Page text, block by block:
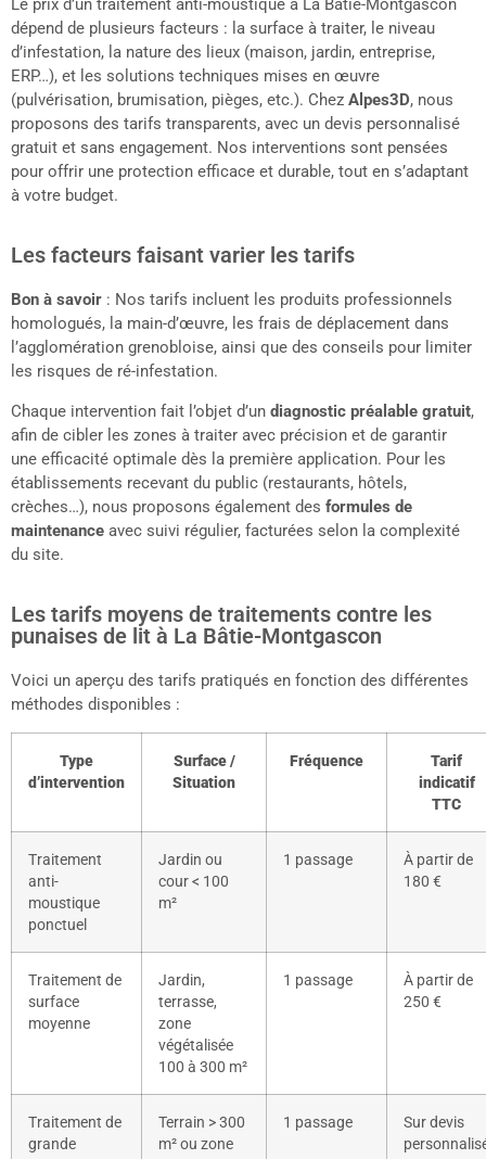
Le prix d’un traitement anti-moustique à La Bâtie-Montgascon
dépend de plusieurs facteurs : la surface à traiter, le niveau
d’infestation, la nature des lieux (maison, jardin, entreprise,
ERP…), et les solutions techniques mises en œuvre
(pulvérisation, brumisation, pièges, etc.). Chez Alpes3D, nous
proposons des tarifs transparents, avec un devis personnalisé
gratuit et sans engagement. Nos interventions sont pensées
pour offrir une protection efficace et durable, tout en s’adaptant
à votre budget.
Les facteurs faisant varier les tarifs
Bon à savoir : Nos tarifs incluent les produits professionnels
homologués, la main-d’œuvre, les frais de déplacement dans
l’agglomération grenobloise, ainsi que des conseils pour limiter
les risques de ré-infestation.
Chaque intervention fait l’objet d’un diagnostic préalable gratuit,
afin de cibler les zones à traiter avec précision et de garantir
une efficacité optimale dès la première application. Pour les
établissements recevant du public (restaurants, hôtels,
crèches…), nous proposons également des formules de
maintenance avec suivi régulier, facturées selon la complexité
du site.
Les tarifs moyens de traitements contre les
punaises de lit à La Bâtie-Montgascon
Voici un aperçu des tarifs pratiqués en fonction des différentes
méthodes disponibles :
Type
d’intervention
Surface /
Situation
Fréquence
Tarif
indicatif
TTC
Traitement
anti-
moustique
ponctuel
Jardin ou
cour < 100
m²
1 passage
À partir de
180 €
Traitement de
surface
moyenne
Jardin,
terrasse,
zone
végétalisée
100 à 300 m²
1 passage
À partir de
250 €
Traitement de
grande
Terrain > 300
m² ou zone
1 passage
Sur devis